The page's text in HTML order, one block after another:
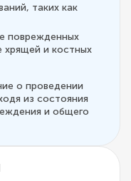
таких как
поврежденных
хрящей и костных
о проведении
из состояния
и общего